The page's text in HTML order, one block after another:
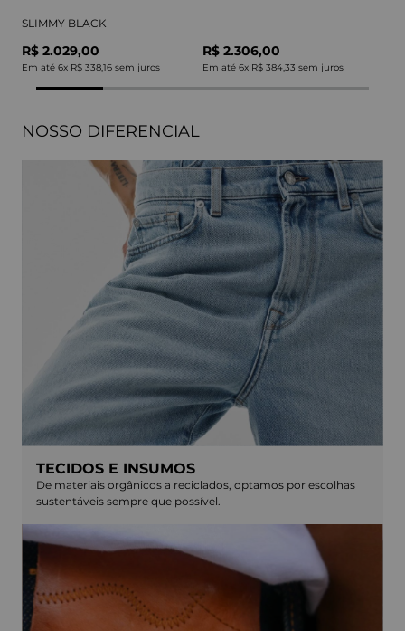
SLIMMY BLACK
R$ 2.029,00
Em até 6x R$ 338,16 sem juros
R$ 2.306,00
Em até 6x R$ 384,33 sem juros
NOSSO DIFERENCIAL
TECIDOS E INSUMOS
De materiais orgânicos a reciclados, optamos por escolhas
sustentáveis sempre que possível.